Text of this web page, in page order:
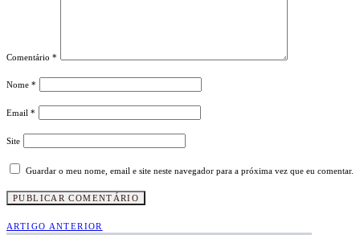
Comentário *
Nome *
Email *
Site
Guardar o meu nome, email e site neste navegador para a próxima vez que eu comentar.
ARTIGO ANTERIOR